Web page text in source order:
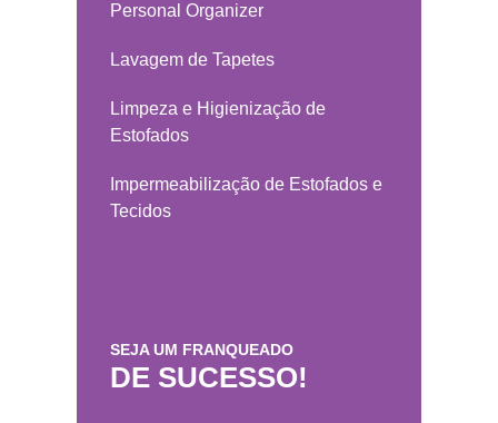
Personal Organizer
Lavagem de Tapetes
Limpeza e Higienização de
Estofados
Impermeabilização de Estofados e
Tecidos
SEJA UM FRANQUEADO
DE SUCESSO!